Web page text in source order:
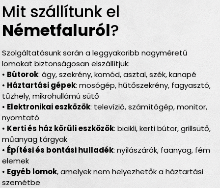
Mit szállítunk el
Németfaluról?
Szolgáltatásunk során a leggyakoribb nagyméretű
lomokat biztonságosan elszállítjuk:
• Bútorok: ágy, szekrény, komód, asztal, szék, kanapé
• Háztartási gépek: mosógép, hűtőszekrény, fagyasztó,
tűzhely, mikrohullámú sütő
• Elektronikai eszközök: televízió, számítógép, monitor,
nyomtató
• Kerti és ház körüli eszközök: bicikli, kerti bútor, grillsütő,
műanyag tárgyak
• Építési és bontási hulladék: nyílászárók, faanyag, fém
elemek
• Egyéb lomok, amelyek nem helyezhetők a háztartási
szemétbe